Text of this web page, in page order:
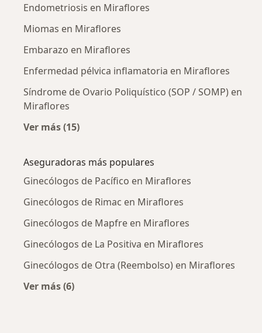
Endometriosis en Miraflores
Miomas en Miraflores
Embarazo en Miraflores
Enfermedad pélvica inflamatoria en Miraflores
Síndrome de Ovario Poliquístico (SOP / SOMP) en
Miraflores
Ver más (15)
Aseguradoras más populares
Ginecólogos de Pacífico en Miraflores
Ginecólogos de Rimac en Miraflores
Ginecólogos de Mapfre en Miraflores
Ginecólogos de La Positiva en Miraflores
Ginecólogos de Otra (Reembolso) en Miraflores
Ver más (6)